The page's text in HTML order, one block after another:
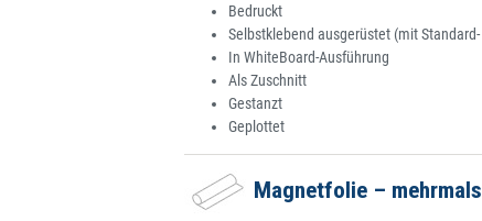
Bedruckt
Selbstklebend ausgerüstet (mit
In WhiteBoard-Ausführung
Als Zuschnitt
Gestanzt
Geplottet
Magnetfolie –